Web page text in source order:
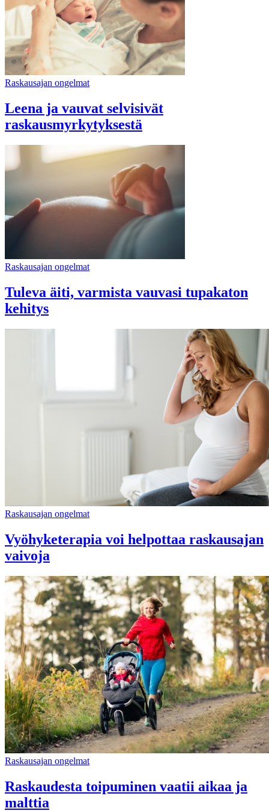
Raskausajan ongelmat
Leena ja vauvat selvisivät
raskausmyrkytyksestä
Raskausajan ongelmat
Tuleva äiti, varmista vauvasi tupakaton
kehitys
Raskausajan ongelmat
Vyöhyketerapia voi helpottaa raskausajan
vaivoja
Raskausajan ongelmat
Raskaudesta toipuminen vaatii aikaa ja
malttia